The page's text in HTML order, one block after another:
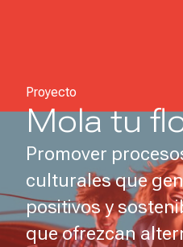
Proyecto
Mola tu
Promover
culturales que
positivos y
que ofrezcan